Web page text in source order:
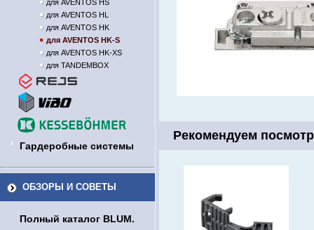
для AVENTOS HS
для AVENTOS HL
для AVENTOS HK
для AVENTOS HK-S
для AVENTOS HK-XS
для TANDEMBOX
Гардеробные системы
ОБЗОРЫ И СОВЕТЫ
Полный каталог BLUM.
Рекомендуем